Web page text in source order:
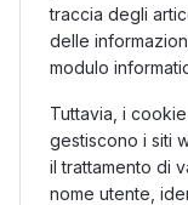
traccia degli
delle
modulo
Tuttavia, i
gestiscono i siti
il trattamento di
nome utente,